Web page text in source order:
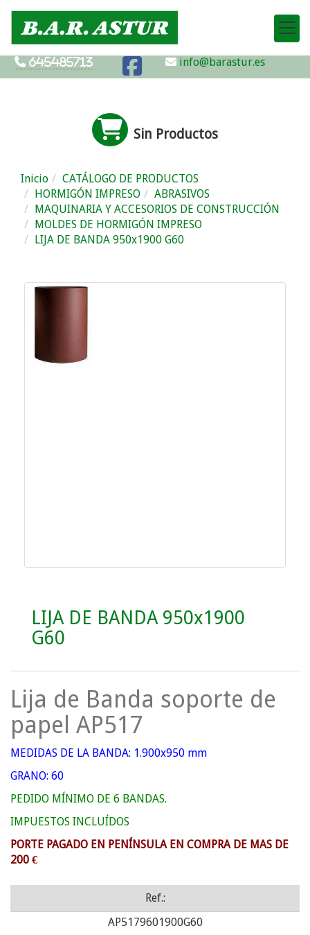
645485713 info@barastur.es
Sin Productos
Inicio
CATÁLOGO DE PRODUCTOS
HORMIGÓN IMPRESO
ABRASIVOS
MAQUINARIA Y ACCESORIOS DE CONSTRUCCIÓN
MOLDES DE HORMIGÓN IMPRESO
LIJA DE BANDA 950x1900 G60
LIJA DE BANDA 950x1900
G60
Lija de Banda soporte de
papel AP517
MEDIDAS DE LA BANDA: 1.900x950 mm
GRANO: 60
PEDIDO MÍNIMO DE 6 BANDAS.
IMPUESTOS INCLUÍDOS
PORTE PAGADO EN PENÍNSULA EN COMPRA DE MAS DE
200 €
Ref.:
AP5179601900G60